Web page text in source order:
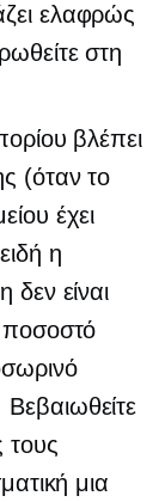
ελαφρώς
στη
βλέπει
(όταν το
έχει
η
είναι
ποσοστό
τους
μια